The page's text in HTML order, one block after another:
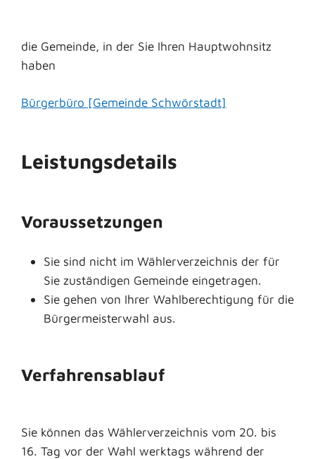
die Gemeinde, in der Sie Ihren Hauptwohnsitz
haben
Bürgerbüro [Gemeinde Schwörstadt]
Leistungsdetails
Voraussetzungen
Sie sind nicht im Wählerverzeichnis der für
Sie zuständigen Gemeinde eingetragen.
Sie gehen von Ihrer Wahlberechtigung für die
Bürgermeisterwahl aus.
Verfahrensablauf
Sie können das Wählerverzeichnis vom 20. bis
16. Tag vor der Wahl werktags während der